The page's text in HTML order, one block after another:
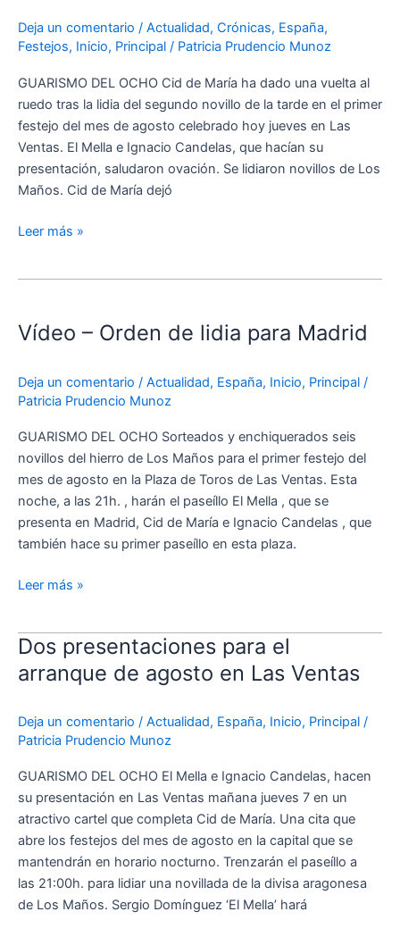
Deja un comentario / Actualidad, Crónicas, España,
Festejos, Inicio, Principal / Patricia Prudencio Munoz
GUARISMO DEL OCHO Cid de María ha dado una vuelta al
ruedo tras la lidia del segundo novillo de la tarde en el primer
festejo del mes de agosto celebrado hoy jueves en Las
Ventas. El Mella e Ignacio Candelas, que hacían su
presentación, saludaron ovación. Se lidiaron novillos de Los
Maños. Cid de María dejó
Cid
de
Leer más »
Vídeo – Orden de lidia para Madrid
Deja un comentario / Actualidad, España, Inicio, Principal /
Patricia Prudencio Munoz
GUARISMO DEL OCHO Sorteados y enchiquerados seis
novillos del hierro de Los Maños para el primer festejo del
mes de agosto en la Plaza de Toros de Las Ventas. Esta
noche, a las 21h. , harán el paseíllo El Mella , que se
presenta en Madrid, Cid de María e Ignacio Candelas , que
también hace su primer paseíllo en esta plaza.
Orden
lidia
para
Leer más »
Dos presentaciones para el
arranque de agosto en Las Ventas
Deja un comentario / Actualidad, España, Inicio, Principal /
Patricia Prudencio Munoz
GUARISMO DEL OCHO El Mella e Ignacio Candelas, hacen
su presentación en Las Ventas mañana jueves 7 en un
atractivo cartel que completa Cid de María. Una cita que
abre los festejos del mes de agosto en la capital que se
mantendrán en horario nocturno. Trenzarán el paseíllo a
las 21:00h. para lidiar una novillada de la divisa aragonesa
de Los Maños. Sergio Domínguez ‘El Mella’ hará
Dos
presentaciones
para
arranque
de
agosto
en
Las
Ventas